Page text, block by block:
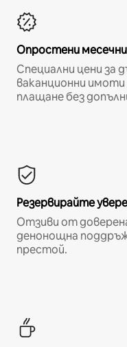
Опростени
Специални цени за
ваканционни
плащане без
Резервирайте
Отзиви от
денонощна
престой.